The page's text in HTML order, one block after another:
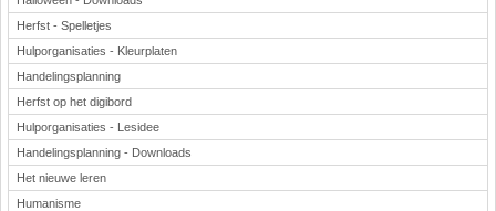
Herfst - Spelletjes
Hulporganisaties - Kleurplaten
Handelingsplanning
Herfst op het digibord
Hulporganisaties - Lesidee
Handelingsplanning - Downloads
Het nieuwe leren
Humanisme